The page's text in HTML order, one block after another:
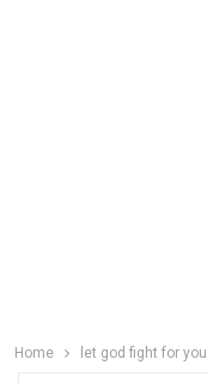
Home let god fight for you